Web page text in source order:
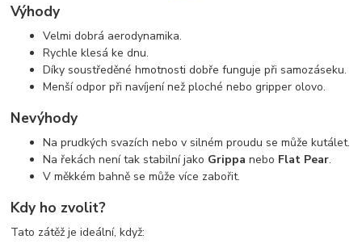
Výhody
Velmi dobrá aerodynamika.
Rychle klesá ke dnu.
Díky soustředěné hmotnosti dobře funguje při samozáseku.
Menší odpor při navíjení než ploché nebo gripper olovo.
Nevýhody
Na prudkých svazích nebo v silném proudu se může kutálet.
Na řekách není tak stabilní jako Grippa nebo Flat Pear.
V měkkém bahně se může více zabořit.
Kdy ho zvolit?
Tato zátěž je ideální, když: